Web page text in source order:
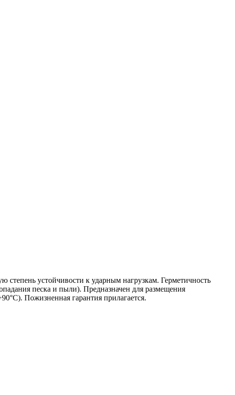
степень устойчивости к ударным нагрузкам. Герметичность
песка и пыли). Предназначен для размещения
Пожизненная гарантия прилагается.